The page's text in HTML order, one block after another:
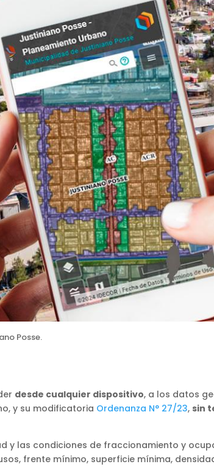
Posse.
desde cualquier dispositivo, a los datos
y su modificatoria Ordenanza N° 27/23, sin
y las condiciones de fraccionamiento y
frente mínimo, superficie mínima,